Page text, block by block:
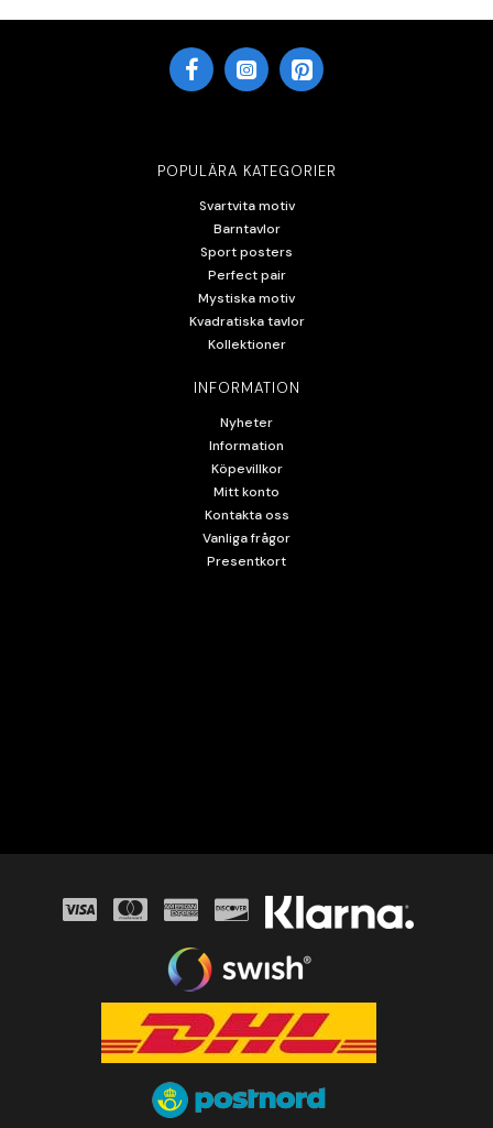
POPULÄRA KATEGORIER
Svartvita motiv
Barntavlor
Sport posters
Perfect pair
Mystiska motiv
Kvadratiska tavlor
Kollektioner
INFORMATION
Nyheter
Information
Köpevillkor
Mitt konto
Kontakta oss
Vanliga frågor
Presentkort